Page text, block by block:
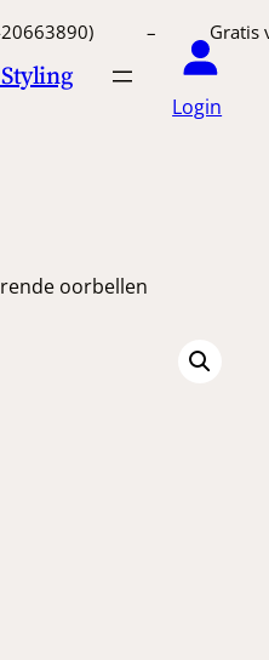
(06-20663890) –
Login
oorbellen